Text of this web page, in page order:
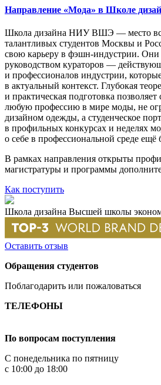
Направление «Мода» в Школе
Школа дизайна НИУ ВШЭ — место
талантливых студентов Москвы и
свою карьеру в фэшн-индустрии. Они
руководством кураторов —
и профессионалов индустрии,
в актуальный контекст. Глубокая
и практическая подготовка позволяет
любую профессию в мире моды, не
дизайном одежды, а студенческое
в профильных конкурсах и неделях
о себе в профессиональной среде ещё
В рамках направления открыты
магистратуры и программы
Как поступить
Школа дизайна Высшей школы
Оставить отзыв
Обращения студентов
Поблагодарить или пожаловаться
ТЕЛЕФОНЫ
По вопросам поступления
С понедельника по пятницу
с 10:00 до 18:00